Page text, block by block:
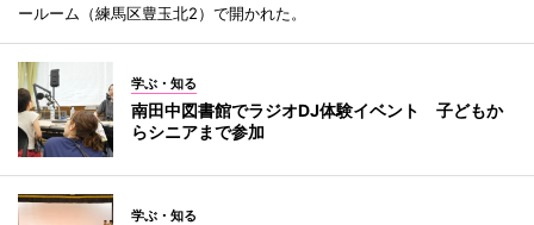
ールーム（練馬区豊玉北2）で開かれた。
学ぶ・知る
南田中図書館でラジオDJ体験イベント 子どもか
らシニアまで参加
学ぶ・知る